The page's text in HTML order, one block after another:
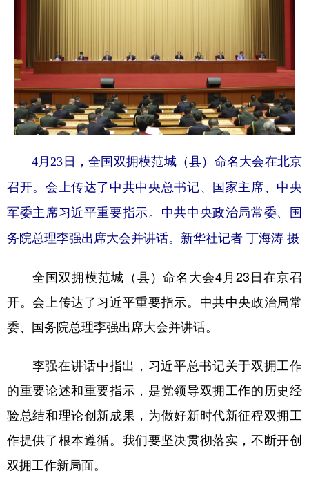
한국어
Deutsch Português
4月23日，全国双拥模范城（县）命名大会在北京
召开。会上传达了中共中央总书记、国家主席、中央
军委主席习近平重要指示。中共中央政治局常委、国
务院总理李强出席大会并讲话。新华社记者 丁海涛 摄
全国双拥模范城（县）命名大会4月23日在京召
开。会上传达了习近平重要指示。中共中央政治局常
委、国务院总理李强出席大会并讲话。
李强在讲话中指出，习近平总书记关于双拥工作
的重要论述和重要指示，是党领导双拥工作的历史经
验总结和理论创新成果，为做好新时代新征程双拥工
作提供了根本遵循。我们要坚决贯彻落实，不断开创
双拥工作新局面。